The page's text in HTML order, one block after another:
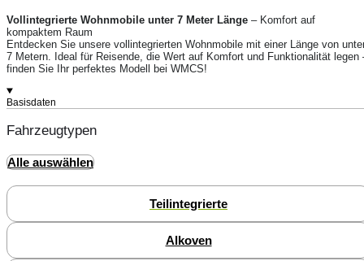
Vollintegrierte Wohnmobile unter 7 Meter Länge – Komfort auf
kompaktem Raum
Entdecken Sie unsere vollintegrierten Wohnmobile mit einer Länge von
7 Metern. Ideal für Reisende, die Wert auf Komfort und Funktionalität legen
finden Sie Ihr perfektes Modell bei WMCS!
Basisdaten
Fahrzeugtypen
Alle auswählen
Teilintegrierte
Alkoven